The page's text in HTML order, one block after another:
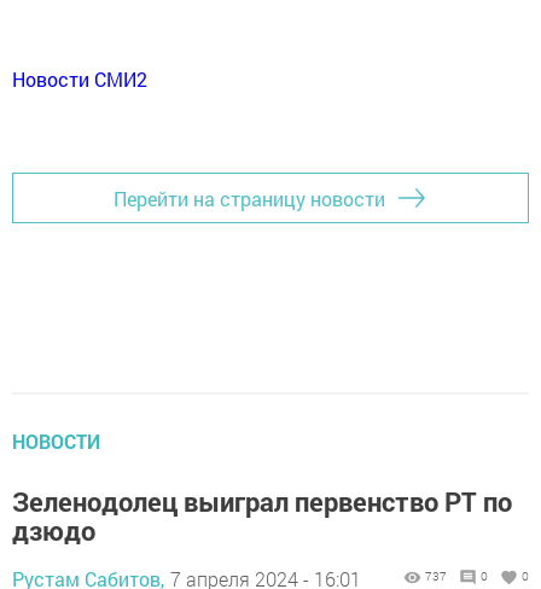
Новости СМИ2
Перейти на страницу новости
НОВОСТИ
Зеленодолец выиграл первенство РТ по
дзюдо
Рустам Сабитов, 7 апреля 2024 - 16:01 737 0 0